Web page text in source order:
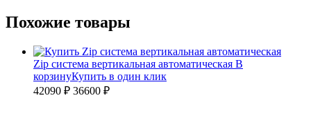
Похожие товары
Zip система вертикальная автоматическая В
корзинуКупить в один клик
42090 ₽ 36600 ₽